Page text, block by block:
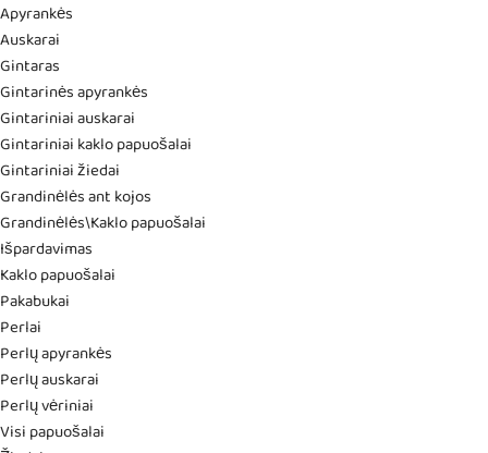
Apyrankės
Auskarai
Gintaras
Gintarinės apyrankės
Gintariniai auskarai
Gintariniai kaklo papuošalai
Gintariniai žiedai
Grandinėlės ant kojos
Grandinėlės\Kaklo papuošalai
Išpardavimas
Kaklo papuošalai
Pakabukai
Perlai
Perlų apyrankės
Perlų auskarai
Perlų vėriniai
Visi papuošalai